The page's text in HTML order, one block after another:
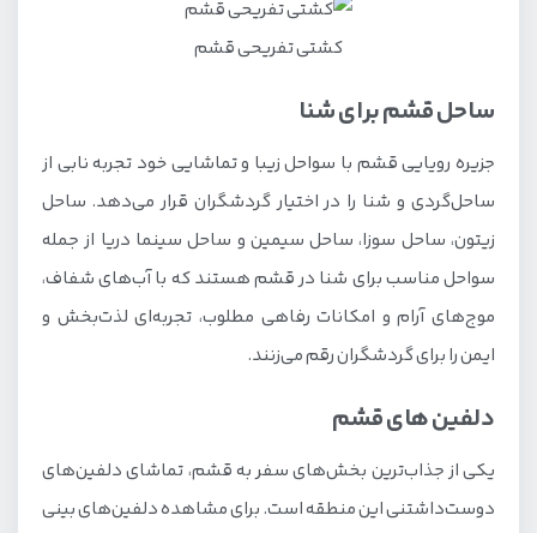
کشتی تفریحی قشم
ساحل قشم برای شنا
جزیره رویایی قشم با سواحل زیبا و تماشایی خود تجربه نابی از
ساحل‌گردی و شنا را در اختیار گردشگران قرار می‌دهد. ساحل
زیتون، ساحل سوزا، ساحل سیمین و ساحل سینما دریا از جمله
سواحل مناسب برای شنا در قشم هستند که با آب‌های شفاف،
موج‌های آرام و امکانات رفاهی مطلوب، تجربه‌ای لذت‌بخش و
ایمن را برای گردشگران رقم می‌زنند.
دلفین های قشم
یکی از جذاب‌ترین بخش‌های سفر به قشم، تماشای دلفین‌های
دوست‌داشتنی این منطقه است. برای مشاهده دلفین‌های بینی‌